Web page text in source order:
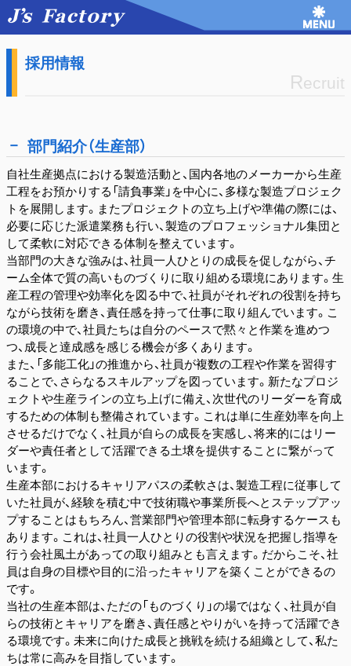
採用情報
Recruit
部門紹介（生産部）
自社生産拠点における製造活動と、国内各地のメーカーから生産
工程をお預かりする「請負事業」を中心に、多様な製造プロジェク
トを展開します。またプロジェクトの立ち上げや準備の際には、
必要に応じた派遣業務も行い、製造のプロフェッショナル集団と
して柔軟に対応できる体制を整えています。
当部門の大きな強みは、社員一人ひとりの成長を促しながら、チ
ーム全体で質の高いものづくりに取り組める環境にあります。生
産工程の管理や効率化を図る中で、社員がそれぞれの役割を持ち
ながら技術を磨き、責任感を持って仕事に取り組んでいます。こ
の環境の中で、社員たちは自分のペースで黙々と作業を進めつ
つ、成長と達成感を感じる機会が多くあります。
また、「多能工化」の推進から、社員が複数の工程や作業を習得す
ることで、さらなるスキルアップを図っています。新たなプロジ
ェクトや生産ラインの立ち上げに備え、次世代のリーダーを育成
するための体制も整備されています。これは単に生産効率を向上
させるだけでなく、社員が自らの成長を実感し、将来的にはリー
ダーや責任者として活躍できる土壌を提供することに繋がって
います。
生産本部におけるキャリアパスの柔軟さは、製造工程に従事して
いた社員が、経験を積む中で技術職や事業所長へとステップアッ
プすることはもちろん、営業部門や管理本部に転身するケースも
あります。これは、社員一人ひとりの役割や状況を把握し指導を
行う会社風土があっての取り組みとも言えます。だからこそ、社
員は自身の目標や目的に沿ったキャリアを築くことができるの
です。
当社の生産本部は、ただの「ものづくり」の場ではなく、社員が自
らの技術とキャリアを磨き、責任感とやりがいを持って活躍でき
る環境です。未来に向けた成長と挑戦を続ける組織として、私た
ちは常に高みを目指しています。